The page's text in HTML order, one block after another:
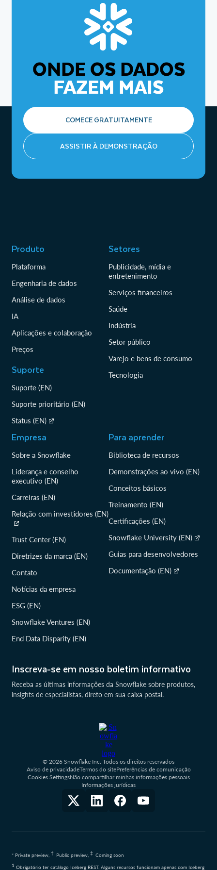
suporte para recursos como credenciais com escopo para
acesso seguro de vários mecanismos.
Snowflake Horizon Catalog. Isso mantém os dados do
Iceberg protegidos com recursos de nível empresarial,
como controles de acesso refinados, monitoramento de
riscos e gerenciamento de vulnerabilidades, consistentes
com outros dados do Snowflake.
ONDE OS DADOS
FAZEM MAIS
COMECE GRATUITAMENTE
ASSISTIR À DEMONSTRAÇÃO
Inscreva-se em nosso boletim informativo
Receba as últimas informações da Snowflake sobre produtos,
insights de especialistas, direto em sua caixa postal.
Produto
Plataforma
Engenharia de dados
Análise de dados
IA
Aplicações e colaboração
Preços
Suporte
Suporte (EN)
Suporte prioritário (EN)
Status (EN)
Setores
Publicidade, mídia e
entretenimento
Serviços financeiros
Saúde
Indústria
Setor público
Varejo e bens de consumo
Tecnologia
Empresa
Sobre a Snowflake
Liderança e conselho
executivo (EN)
Carreiras (EN)
Relação com investidores (EN)
Trust Center (EN)
Diretrizes da marca (EN)
Contato
Notícias da empresa
ESG (EN)
Snowflake Ventures (EN)
End Data Disparity (EN)
Para aprender
Biblioteca de recursos
Demonstrações ao vivo (EN)
Conceitos básicos
Treinamento (EN)
Certificações (EN)
Snowflake University (EN)
Guias para desenvolvedores
Documentação (EN)
© 2026 Snowflake Inc. Todos os direitos reservados
Aviso de privacidadeTermos do sitePreferências de comunicação
Cookies SettingsNão compartilhar minhas informações pessoais
Informações jurídicas
* Private preview, † Public preview, ‡ Coming soon
1 Obrigatório ter catálogo Iceberg REST. Alguns recursos funcionam apenas com Iceberg